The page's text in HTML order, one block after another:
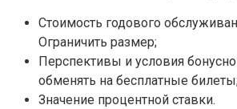
Стоимость годового
Ограничить размер;
Перспективы и условия
обменять на бесплатные
Значение процентной ставки.